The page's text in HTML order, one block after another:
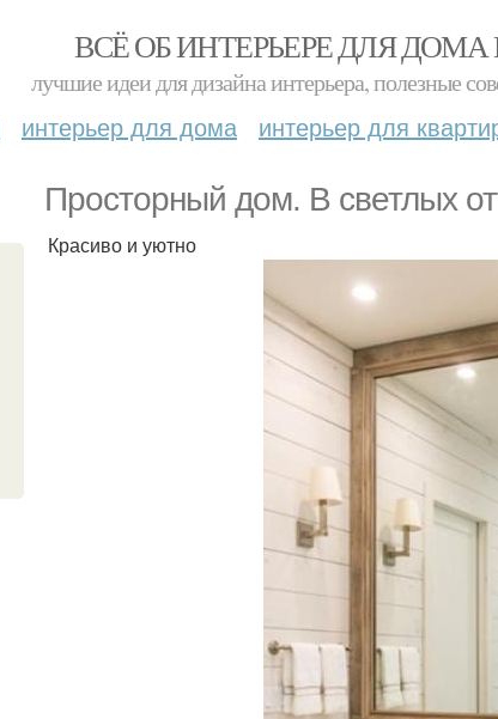
ВСЁ ОБ ИНТЕРЬЕРЕ ДЛЯ
лучшие идеи для дизайна интерьера, полезные
интерьер для дома интерьер для
Просторный дом. В светлых
Красиво и уютно